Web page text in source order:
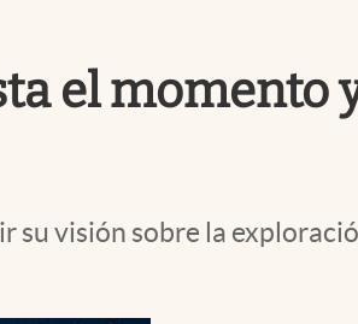
el momento
visión sobre la